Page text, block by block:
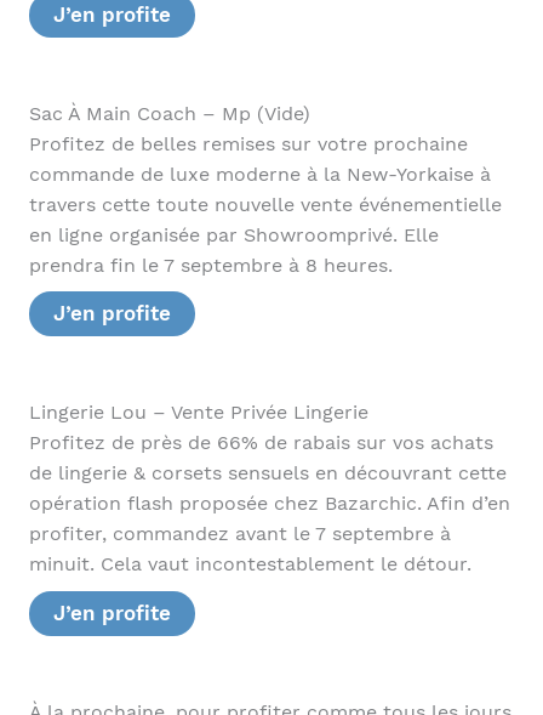
J’en profite
Sac À Main Coach – Mp (Vide)
Profitez de belles remises sur votre prochaine
commande de luxe moderne à la New-Yorkaise à
travers cette toute nouvelle vente événementielle
en ligne organisée par Showroomprivé. Elle
prendra fin le 7 septembre à 8 heures.
J’en profite
Lingerie Lou – Vente Privée Lingerie
Profitez de près de 66% de rabais sur vos achats
de lingerie & corsets sensuels en découvrant cette
opération flash proposée chez Bazarchic. Afin d’en
profiter, commandez avant le 7 septembre à
minuit. Cela vaut incontestablement le détour.
J’en profite